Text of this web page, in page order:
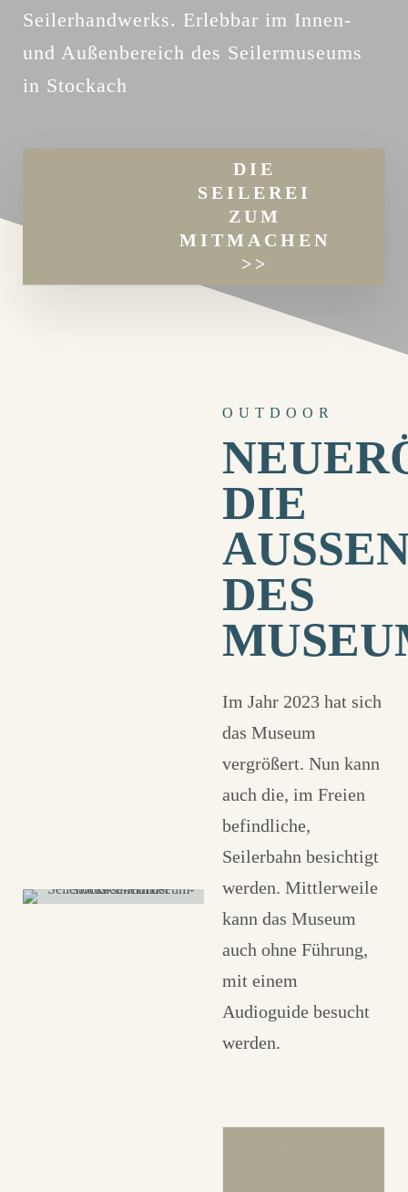
Seilerhandwerks. Erlebbar im Innen-
und Außenbereich des Seilermuseums
in Stockach
DIE
SEILEREI
ZUM
MITMACHEN
>>
OUTDOOR
DIE
ES M
Im Jahr 2023 hat sich
das Museum
vergrößert. Nun kann
auch die, im Freien
befindliche,
Seilerbahn besichtigt
werden. Mittlerweile
kann das Museum
auch ohne Führung,
mit einem
Audioguide besucht
werden.